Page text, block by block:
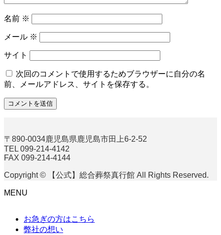
名前 ※
メール ※
サイト
次回のコメントで使用するためブラウザーに自分の名
前、メールアドレス、サイトを保存する。
〒890-0034鹿児島県鹿児島市田上6-2-52
TEL 099-214-4142
FAX 099-214-4144
Copyright © 【公式】総合葬祭真行館 All Rights Reserved.
MENU
お急ぎの方はこちら
弊社の想い